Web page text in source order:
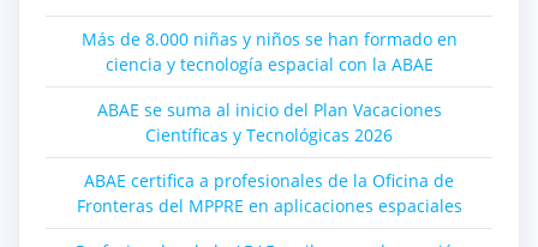
Más de 8.000 niñas y niños se han formado en
ciencia y tecnología espacial con la ABAE
ABAE se suma al inicio del Plan Vacaciones
Científicas y Tecnológicas 2026
ABAE certifica a profesionales de la Oficina de
Fronteras del MPPRE en aplicaciones espaciales